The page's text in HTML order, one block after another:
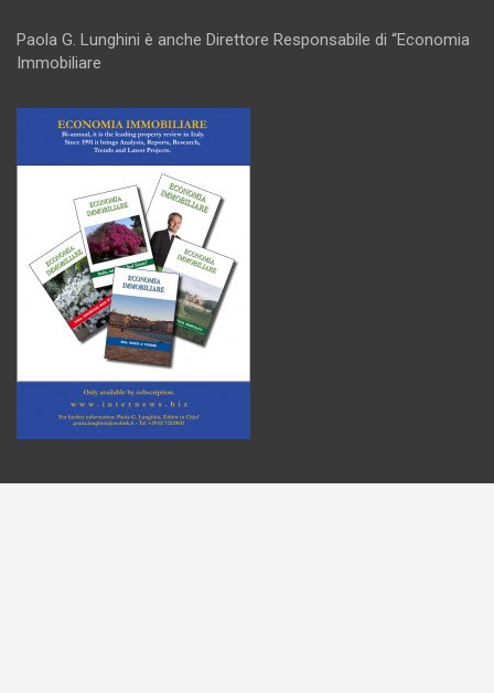
Paola G. Lunghini è anche Direttore Responsabile di “Economia
Immobiliare